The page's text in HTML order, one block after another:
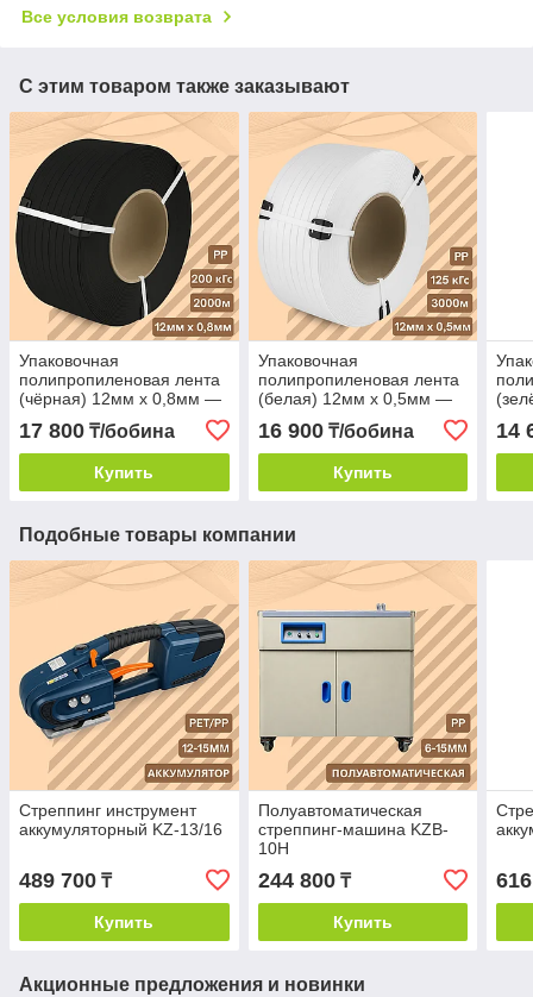
Все условия возврата
С этим товаром также заказывают
Упаковочная
полипропиленовая лента
(чёрная) 12мм х 0,8мм —
17 800 ₸/бобина
Купить
Упаковочная
полипропиленовая лента
(белая) 12мм х 0,5мм —
16 900₸/бобина
Купить
14
Подобные товары компании
Стреппинг инструмент
аккумуляторный KZ-13/16
489 700 ₸
Купить
Полуавтоматическая
стреппинг-машина KZB-
10H
244 800₸
Купить
Акционные предложения и новинки